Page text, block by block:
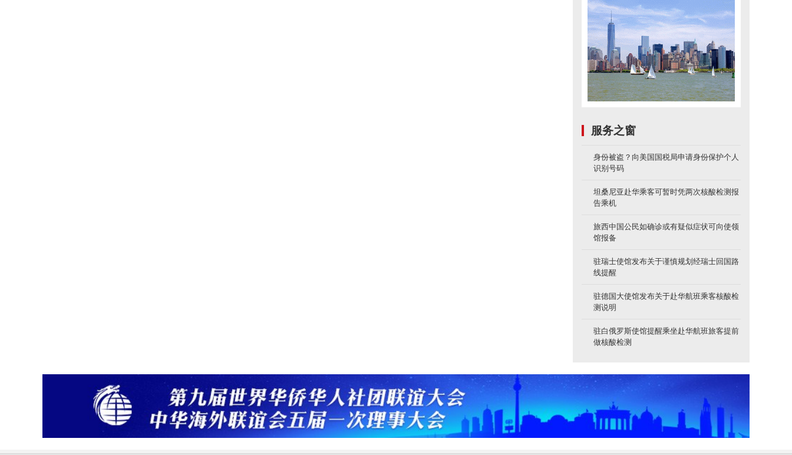
服务之窗
身份被盗？向美国国税局申请身份保护个人
识别号码
坦桑尼亚赴华乘客可暂时凭两次核酸检测报
告乘机
旅西中国公民如确诊或有疑似症状可向使领
馆报备
驻瑞士使馆发布关于谨慎规划经瑞士回国路
线提醒
驻德国大使馆发布关于赴华航班乘客核酸检
测说明
驻白俄罗斯使馆提醒乘坐赴华航班旅客提前
做核酸检测